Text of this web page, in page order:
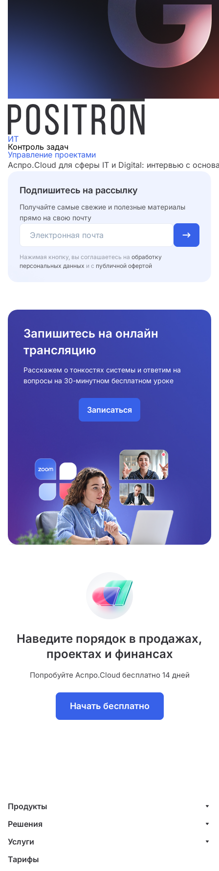
ИТ
Контроль задач
Управление проектами
Аспро.Cloud для сферы IT и Digital: интервью с
Подпишитесь на рассылку
Получайте самые свежие и полезные материалы
прямо на свою почту
Нажимая кнопку, вы соглашаетесь на обработку
персональных данных и с публичной офертой
Запишитесь на онлайн
трансляцию
Расскажем о тонкостях системы и ответим на
вопросы на 30-минутном бесплатном уроке
Записаться
Наведите порядок в продажах,
проектах и финансах
Попробуйте Аспро.Cloud бесплатно 14 дней
Начать бесплатно
Продукты
Управление клиентами (CRM)
Проекты
Финансы
Решения
ИТ-компании
Строительные компании
Услуги
Внедрение системы управления клиентами
Тарифы